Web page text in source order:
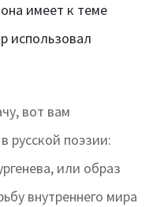
имеет к теме
использовал
вот вам
русской поэзии:
или образ
внутреннего мира